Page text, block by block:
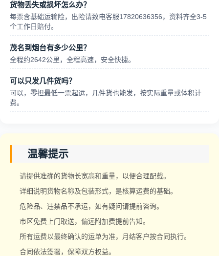
货物丢失或损坏怎么办？
每票含基础运输险，出险请致电客服17820636356，资料齐全3-5
个工作日赔付。
茂名到烟台有多少公里？
全程约2642公里，全程高速，安全快捷。
可以只发几件货吗？
可以，零担最低一票起运，几件货也能发，按实际重量或体积计
费。
温馨提示
请提供准确的货物长宽高和重量，以便合理配载。
详细说明货物名称及包装形式，是核算运费的基础。
危险品、违禁品不承运，如有疑问请提前咨询。
市区免费上门取送，偏远附加费提前告知。
所有运费以最终确认的运单为准，月结客户按合同执行。
合同依法签署，保障双方权益。